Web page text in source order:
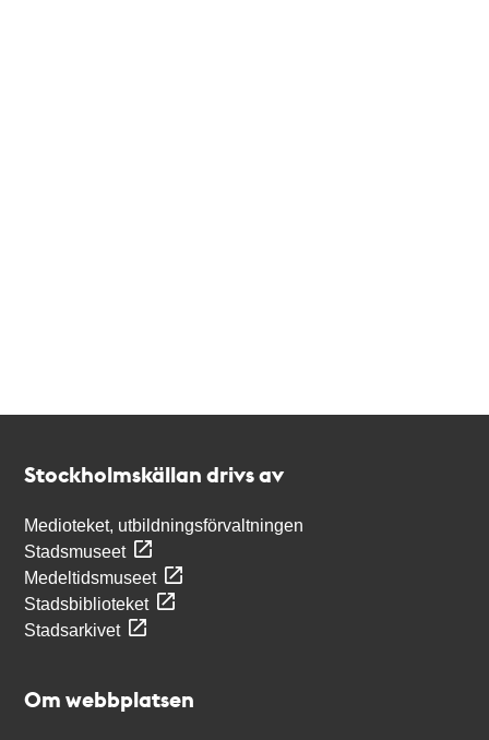
Stockholmskällan drivs av
Medioteket, utbildningsförvaltningen
Stadsmuseet
Medeltidsmuseet
Stadsbiblioteket
Stadsarkivet
Om webbplatsen